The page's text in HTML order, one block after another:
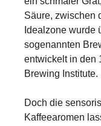
Säure, zwischen
Idealzone wurde
sogenannten
entwickelt in den
Brewing Institute.
Doch die
Kaffeearomen